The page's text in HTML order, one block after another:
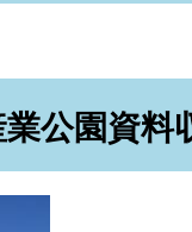
公園資料